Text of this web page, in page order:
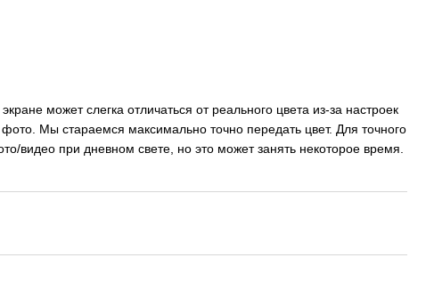
может слегка отличаться от реального цвета из-за настроек
Мы стараемся максимально точно передать цвет. Для точного
видео при дневном свете, но это может занять некоторое время.